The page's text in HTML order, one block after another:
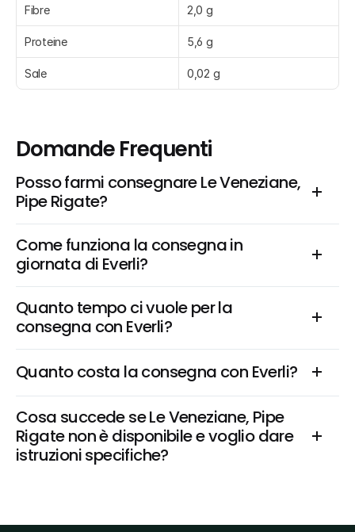
Fibre 2,0 g
Proteine 5,6 g
Sale 0,02 g
Domande Frequenti
Posso farmi consegnare Le Veneziane,
Pipe Rigate?
Come funziona la consegna in
giornata di Everli?
Quanto tempo ci vuole per la
consegna con Everli?
Quanto costa la consegna con Everli?
Cosa succede se Le Veneziane, Pipe
Rigate non è disponibile e voglio dare
istruzioni specifiche?